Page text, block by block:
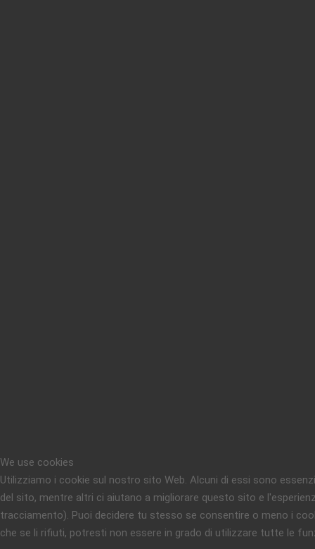
We use cookies
Utilizziamo i cookie sul nostro sito Web. Alcuni di essi sono
del sito, mentre altri ci aiutano a migliorare questo sito e
tracciamento). Puoi decidere tu stesso se consentire o meno i
che se li rifiuti, potresti non essere in grado di utilizzare tutte le